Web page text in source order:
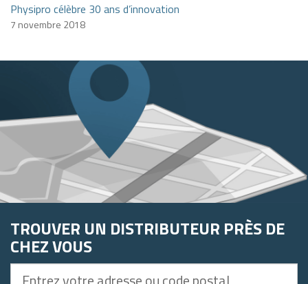
Physipro célèbre 30 ans d’innovation
7 novembre 2018
TROUVER UN DISTRIBUTEUR PRÈS DE
CHEZ VOUS